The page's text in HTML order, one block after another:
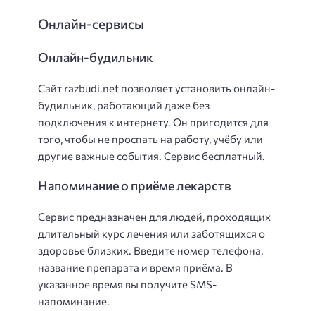
Онлайн-сервисы
Онлайн-будильник
Сайт razbudi.net позволяет установить онлайн-
будильник, работающий даже без
подключения к интернету. Он пригодится для
того, чтобы не проспать на работу, учёбу или
другие важные события. Сервис бесплатный.
Напоминание о приёме лекарств
Сервис предназначен для людей, проходящих
длительный курс лечения или заботящихся о
здоровье близких. Введите номер телефона,
название препарата и время приёма. В
указанное время вы получите SMS-
напоминание.